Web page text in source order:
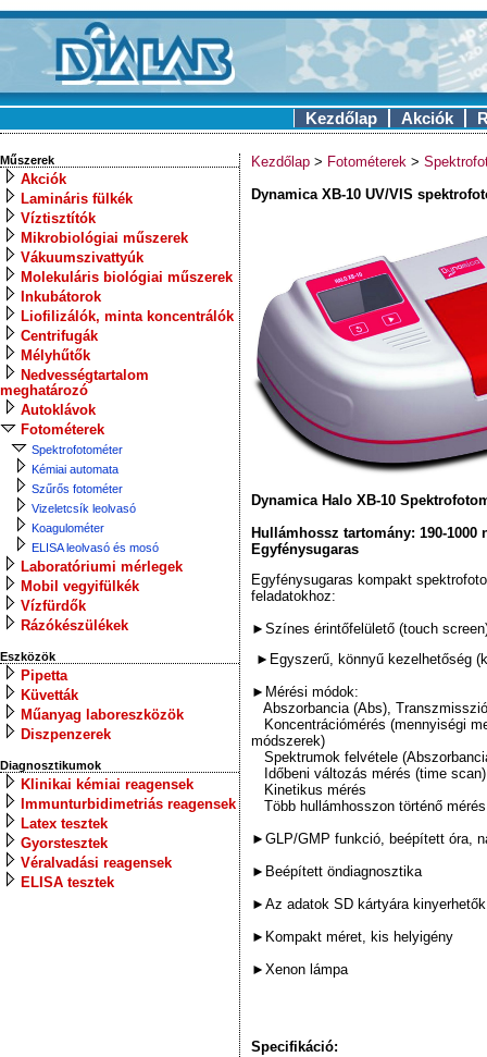
Kezdőlap Akciók
Műszerek
Akciók
Lamináris fülkék
Víztisztítók
Mikrobiológiai műszerek
Vákuumszivattyúk
Molekuláris biológiai műszerek
Inkubátorok
Liofilizálók, minta koncentrálók
Centrifugák
Mélyhűtők
Nedvességtartalom
meghatározó
Autoklávok
Fotométerek
Spektrofotométer
Kémiai automata
Szűrős fotométer
Vizeletcsík leolvasó
Koagulométer
ELISA leolvasó és mosó
Laboratóriumi mérlegek
Mobil vegyifülkék
Vízfürdők
Rázókészülékek
Eszközök
Pipetta
Küvetták
Műanyag laboreszközök
Diszpenzerek
Diagnosztikumok
Klinikai kémiai reagensek
Immunturbidimetriás reagensek
Latex tesztek
Gyorstesztek
Véralvadási reagensek
ELISA tesztek
Kezdőlap > Fotométerek >
Dynamica XB-10 UV/VIS
Dynamica Halo XB-10
Hullámhossz tartomány: 190-1000
Egyfénysugaras
Egyfénysugaras kompakt
feladatokhoz:
►Színes érintőfelülető (touch
►Egyszerű, könnyű kezelhetőség
►Mérési módok:
Abszorbancia (Abs),
Koncentrációmérés (mennyiségi
módszerek)
Spektrumok felvétele
Időbeni változás mérés (time scan)
Kinetikus mérés
Több hullámhosszon történő mérés
►GLP/GMP funkció, beépített óra,
►Beépített öndiagnosztika
►Az adatok SD kártyára
►Kompakt méret, kis helyigény
►Xenon lámpa
Specifikáció: